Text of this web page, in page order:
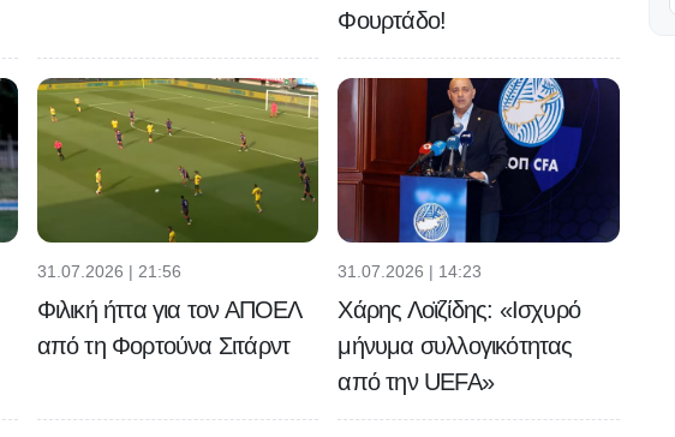
Φουρτάδο!
31.07.2026 | 21:56
Φιλική ήττα για τον ΑΠΟΕΛ
από τη Φορτούνα Σιτάρντ
31.07.2026 | 14:23
Χάρης Λοϊζίδης: «Ισχυρό
μήνυμα συλλογικότητας
από την UEFA»